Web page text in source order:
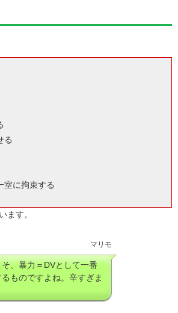
る
室に拘束する
ます。
マリモ
、暴力＝DVとして一番
ものですよね。辛すぎま